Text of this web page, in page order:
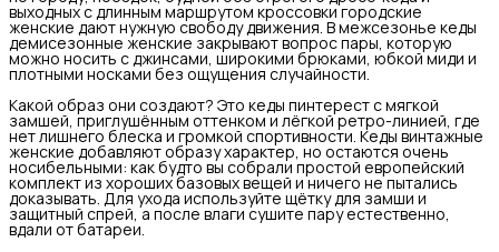
выходных с длинным маршрутом кроссовки городские
женские дают нужную свободу движения. В межсезонье кеды
демисезонные женские закрывают вопрос пары, которую
можно носить с джинсами, широкими брюками, юбкой миди и
плотными носками без ощущения случайности.
Какой образ они создают? Это кеды пинтерест с мягкой
замшей, приглушённым оттенком и лёгкой ретро-линией, где
нет лишнего блеска и громкой спортивности. Кеды винтажные
женские добавляют образу характер, но остаются очень
носибельными: как будто вы собрали простой европейский
комплект из хороших базовых вещей и ничего не пытались
доказывать. Для ухода используйте щётку для замши и
защитный спрей, а после влаги сушите пару естественно,
вдали от батареи.